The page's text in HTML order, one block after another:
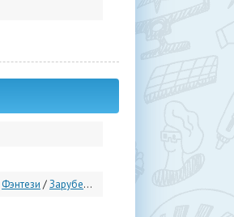
Фэнтези /Зарубежные сериалы